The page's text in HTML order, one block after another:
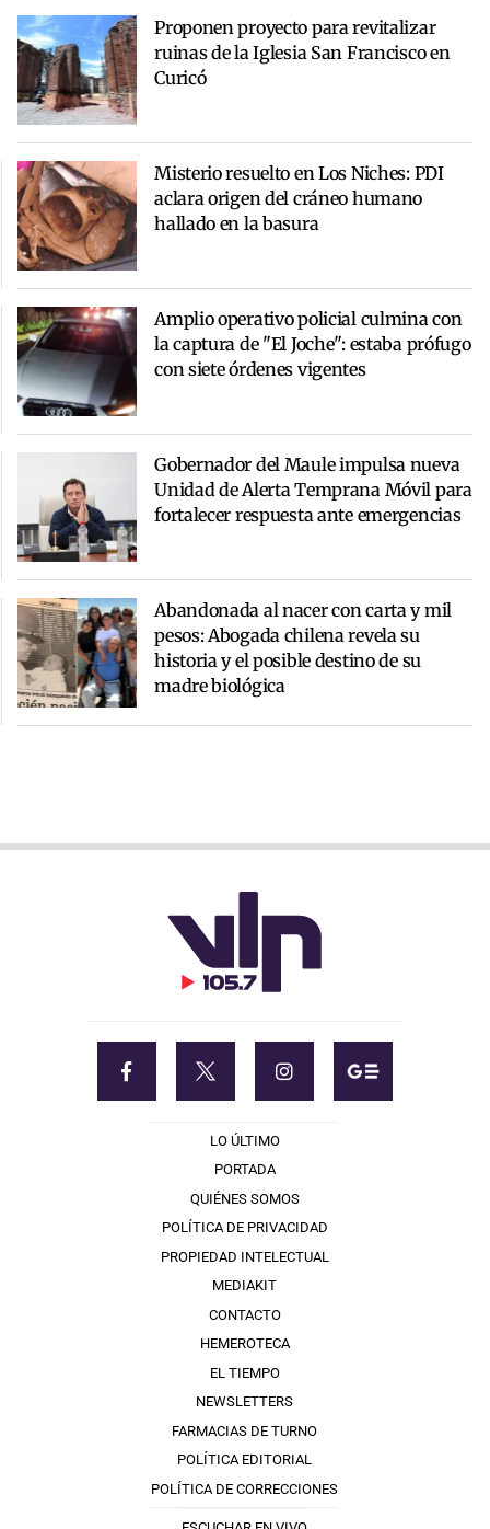
Proponen proyecto para revitalizar
ruinas de la Iglesia San Francisco en
Curicó
Misterio resuelto en Los Niches: PDI
aclara origen del cráneo humano
hallado en la basura
Amplio operativo policial culmina con
la captura de "El Joche": estaba prófugo
con siete órdenes vigentes
Gobernador del Maule impulsa nueva
Unidad de Alerta Temprana Móvil para
fortalecer respuesta ante emergencias
Abandonada al nacer con carta y mil
pesos: Abogada chilena revela su
historia y el posible destino de su
madre biológica
LO ÚLTIMO
PORTADA
QUIÉNES SOMOS
POLÍTICA DE PRIVACIDAD
PROPIEDAD INTELECTUAL
MEDIAKIT
CONTACTO
HEMEROTECA
EL TIEMPO
NEWSLETTERS
FARMACIAS DE TURNO
POLÍTICA EDITORIAL
POLÍTICA DE CORRECCIONES